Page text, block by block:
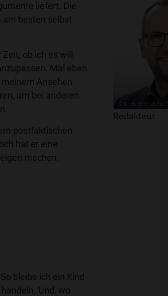
liefert. Die
besten selbst
ob ich es will
Mal eben
Ansehen
um bei anderen
postfaktischen
hat er eine
machen.
bleibe ich ein Kind
Und, wo
Redakteur